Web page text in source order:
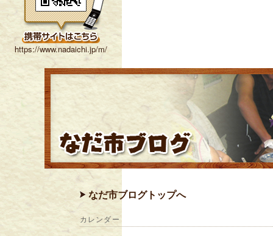
https://www.nadaichi.jp/m/
なだ市ブログトップへ
カレンダー